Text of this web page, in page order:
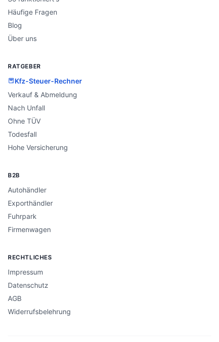
Häufige Fragen
Blog
Über uns
RATGEBER
Kfz-Steuer-Rechner
Verkauf & Abmeldung
Nach Unfall
Ohne TÜV
Todesfall
Hohe Versicherung
B2B
Autohändler
Exporthändler
Fuhrpark
Firmenwagen
RECHTLICHES
Impressum
Datenschutz
AGB
Widerrufsbelehrung